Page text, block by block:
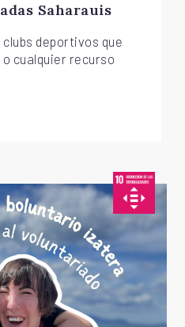
Saharauis
deportivos que
cualquier recurso